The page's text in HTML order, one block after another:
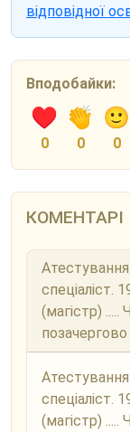
відповідної
Вподобайки:
0 0 0
КОМЕНТАРІ
спеціаліст.
(магістр)
спеціаліст.
(магістр)